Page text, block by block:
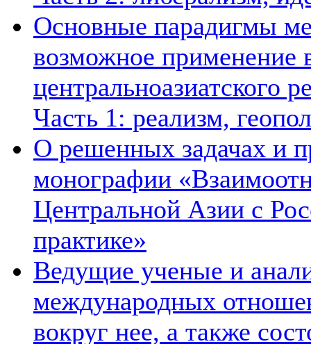
Основные парадигмы
возможное применение
центральноазиатского
Часть 1: реализм,
О решенных задачах и
монографии
Центральной Азии с
практике»
Ведущие ученые и
международных
вокруг нее, а также